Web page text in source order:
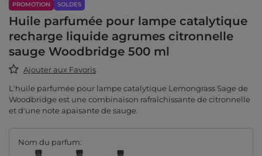
PROMOTION SOLDES
Huile parfumée pour lampe catalytique
recharge liquide agrumes citronnelle
sauge Woodbridge 500 ml
Ajouter aux Favoris
L'huile parfumée pour lampe catalytique Lemongrass Sage de
Woodbridge est une combinaison rafraîchissante de citronnelle
et d'une note apaisante de sauge.
Nom du parfum